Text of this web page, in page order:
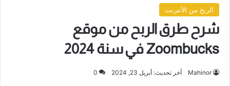
الربح من الأنترنت
شرح طرق الربح من موقع
Zoombucks في سنة 2024
Mahinor آخر تحديث: أبريل 23, 2024 0